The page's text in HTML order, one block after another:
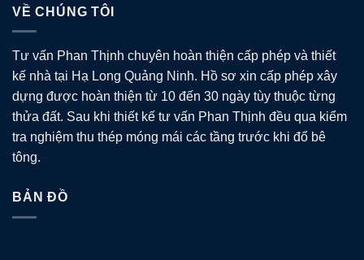
VỀ CHÚNG TÔI
Tư vấn Phan Thịnh chuyên hoàn thiện cấp phép và thiết
kế nhà tại Hạ Long Quảng Ninh. Hồ sơ xin cấp phép xây
dựng được hoàn thiện từ 10 đến 30 ngày tùy thuộc từng
thửa đất. Sau khi thiết kế tư vấn Phan Thịnh đều qua kiểm
tra nghiệm thu thép móng mái các tầng trước khi đổ bê
tông.
BẢN ĐỒ